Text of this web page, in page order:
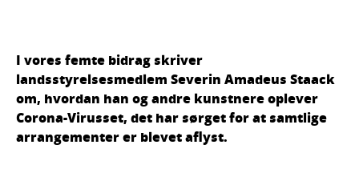
I vores femte bidrag skriver
landsstyrelsesmedlem Severin Amadeus Staack
om, hvordan han og andre kunstnere oplever
Corona-Virusset, det har sørget for at samtlige
arrangementer er blevet aflyst.